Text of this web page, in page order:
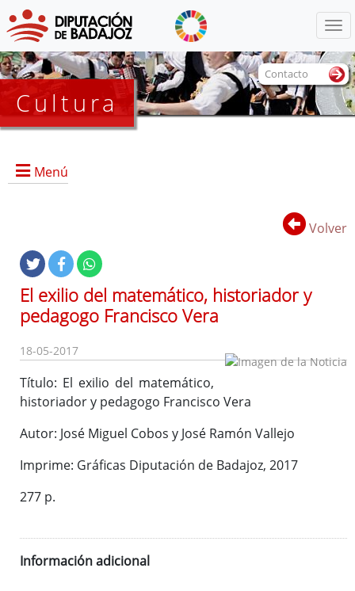
Cultura
Menú
Portada
Información General
Objetivos
Servicios
Publicaciones del CEEX
Enlaces de interés
Donaciones
Catálogo del Centro de Estudios Extremeños
Seudónimos de autores extremeños
Revista de Estudios Extremeños
Volver
El exilio del matemático, historiador y
pedagogo Francisco Vera
18-05-2017
Título: El exilio del matemático,
historiador y pedagogo Francisco Vera
Autor: José Miguel Cobos y José Ramón Vallejo
Imprime: Gráficas Diputación de Badajoz, 2017
277 p.
Información adicional
Contacto